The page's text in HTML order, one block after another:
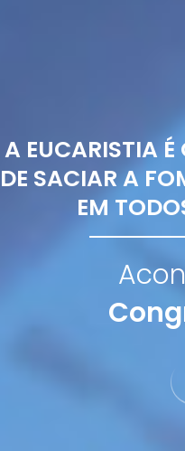
A EUCARISTIA
DE SACIAR A
EM